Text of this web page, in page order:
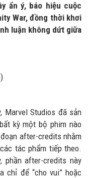
ẩn ý, báo hiệu cuộc
War, đồng thời khơi
luận không dứt giữa
Marvel Studios đã sản
kỳ một bộ phim nào
after-credits nhằm
tác phẩm tiếp theo.
phần after-credits này
chỉ để “cho vui” hoặc